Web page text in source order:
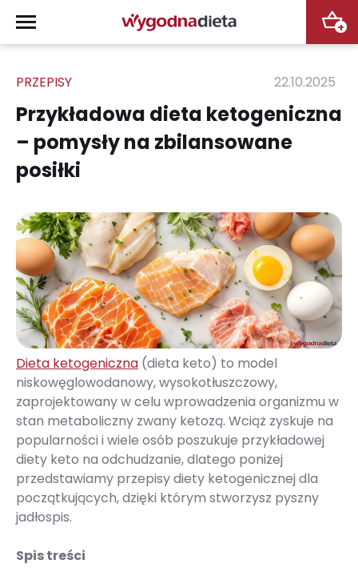
+
PRZEPISY 22.10.2025
Przykładowa dieta ketogeniczna
– pomysły na zbilansowane
posiłki
Dieta ketogeniczna (dieta keto) to model
niskowęglowodanowy, wysokotłuszczowy,
zaprojektowany w celu wprowadzenia organizmu w
stan metaboliczny zwany ketozą. Wciąż zyskuje na
popularności i wiele osób poszukuje przykładowej
diety keto na odchudzanie, dlatego poniżej
przedstawiamy przepisy diety ketogenicznej dla
początkujących, dzięki którym stworzysz pyszny
jadłospis.
Spis treści